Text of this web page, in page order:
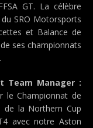
GT. La célèbre
SRO Motorsports
et Balance de
ses championnats
Team Manager :
le Championnat de
de la Northern Cup
avec notre Aston